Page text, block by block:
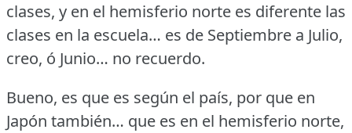
clases, y en el hemisferio norte es diferente las
clases en la escuela… es de Septiembre a Julio,
creo, ó Junio… no recuerdo.
Bueno, es que es según el país, por que en
Japón también… que es en el hemisferio norte,